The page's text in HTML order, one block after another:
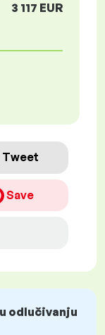
3 117 EUR
Tweet
Save
odlučivanju